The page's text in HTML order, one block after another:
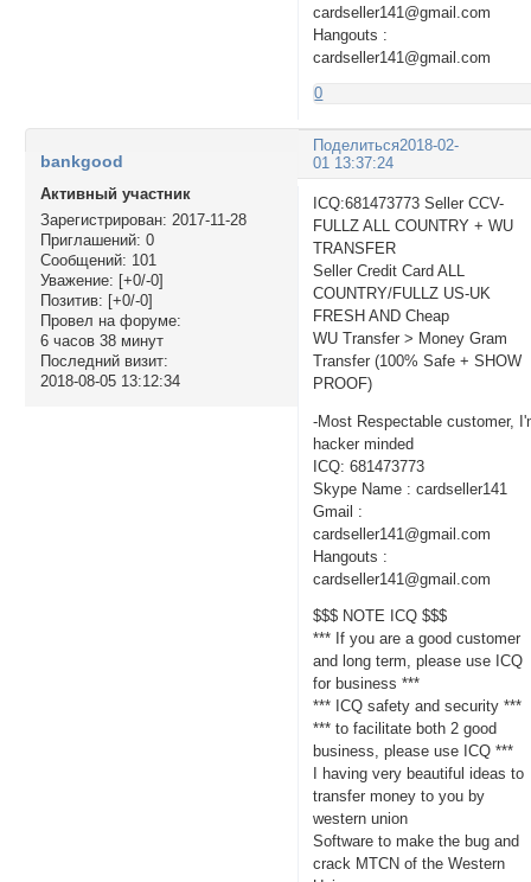
cardseller141@gmail.com
Hangouts :
cardseller141@gmail.com
0
Поделиться2018-02-
01 13:37:24
bankgood
Активный участник
Зарегистрирован: 2017-11-28
Приглашений: 0
Сообщений: 101
Уважение: [+0/-0]
Позитив: [+0/-0]
Провел на форуме:
6 часов 38 минут
Последний визит:
2018-08-05 13:12:34
ICQ:681473773 Seller CCV-
FULLZ ALL COUNTRY + WU
TRANSFER
Seller Credit Card ALL
COUNTRY/FULLZ US-UK
FRESH AND Cheap
WU Transfer > Money Gram
Transfer (100% Safe + SHOW
PROOF)
-Most Respectable customer,
hacker minded
ICQ: 681473773
Skype Name : cardseller141
Gmail :
cardseller141@gmail.com
Hangouts :
cardseller141@gmail.com
$$$ NOTE ICQ $$$
*** If you are a good customer
and long term, please use ICQ
for business ***
*** ICQ safety and security ***
*** to facilitate both 2 good
business, please use ICQ ***
I having very beautiful ideas to
transfer money to you by
western union
Software to make the bug and
crack MTCN of the Western